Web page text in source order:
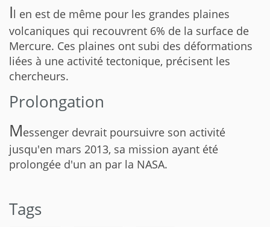
Il en est de même pour les grandes plaines
volcaniques qui recouvrent 6% de la surface de
Mercure. Ces plaines ont subi des déformations
liées à une activité tectonique, précisent les
chercheurs.
Prolongation
Messenger devrait poursuivre son activité
jusqu'en mars 2013, sa mission ayant été
prolongée d'un an par la NASA.
Tags